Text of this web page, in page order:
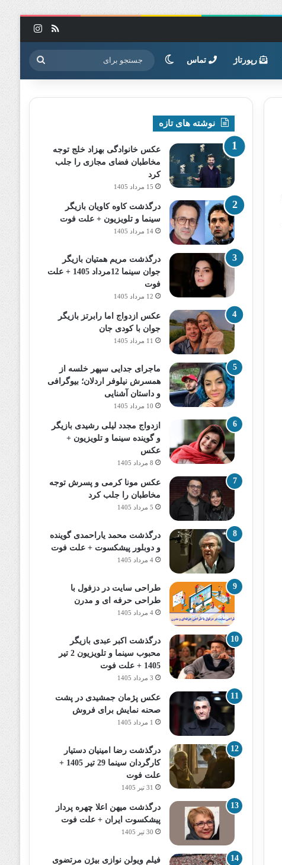
خوراک
رپورتاژ تماس تغییر پوسته جستجو
برای
نوشته های تازه
عکس خانوادگی بهزاد خلج توجه
مخاطبان فضای مجازی را جلب
کرد
15 مرداد 1405
درگذشت کاوه کاویان بازیگر
سینما و تلویزیون + علت فوت
14 مرداد 1405
درگذشت مریم همتیان بازیگر
جوان سینما 12مرداد 1405 + علت
فوت
12 مرداد 1405
عکس ازدواج اما رابرتز بازیگر
جوان با کودی جان
11 مرداد 1405
ماجرای جدایی سپهر خلسه از
همسرش نیلوفر اردلان؛ بیوگرافی
و داستان آشنایی
10 مرداد 1405
ازدواج مجدد لیلی رشیدی بازیگر
و گوینده سینما و تلویزیون +
عکس
8 مرداد 1405
عکس مونا کرمی و پسرش توجه
مخاطبان را جلب کرد
5 مرداد 1405
درگذشت محمد یاراحمدی گوینده
و دوبلور پیشکسوت + علت فوت
4 مرداد 1405
طراحی سایت در دزفول با
طراحی حرفه‌ ای و مدرن
4 مرداد 1405
درگذشت اکبر عبدی بازیگر
محبوب سینما و تلویزیون 2 تیر
1405 + علت فوت
3 مرداد 1405
عکس پژمان جمشیدی در پشت
صحنه نمایش برای فروش
1 مرداد 1405
درگذشت رضا امینیان دستیار
کارگردان سینما 29 تیر 1405 +
علت فوت
31 تیر 1405
درگذشت میهن اعلا چهره پرداز
پیشکسوت ایران + علت فوت
30 تیر 1405
فیلم ویولن نوازی بیژن مرتضوی